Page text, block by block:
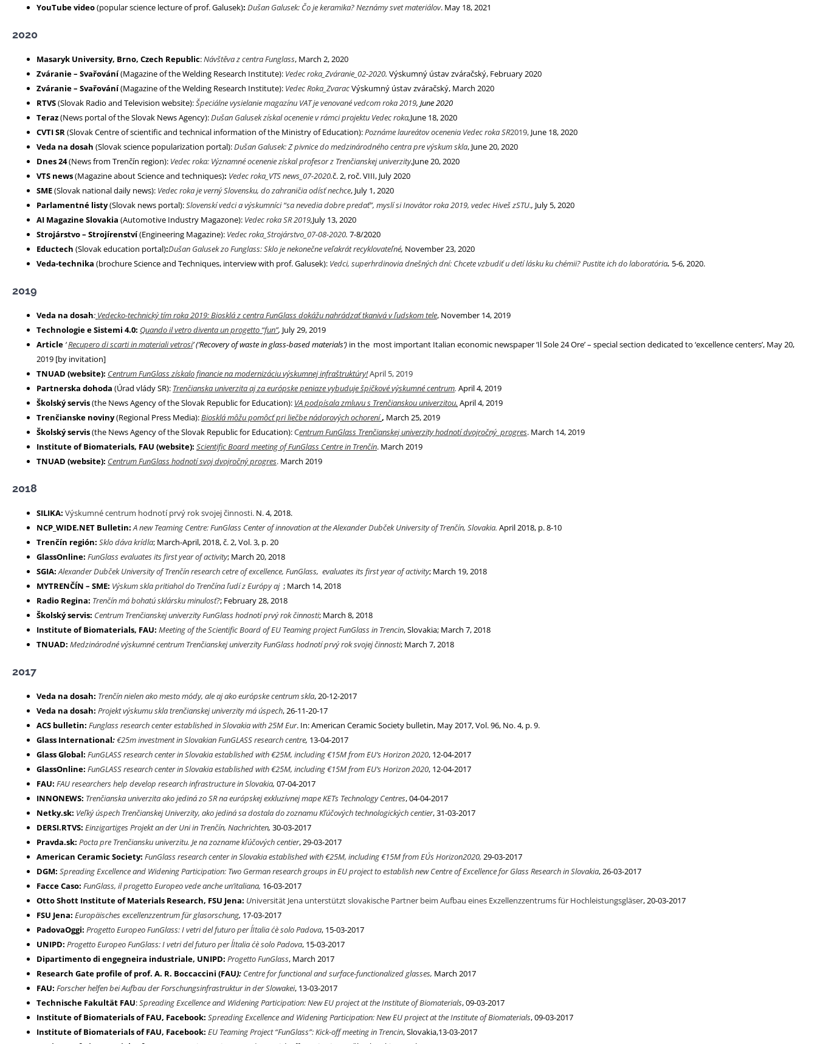
YouTube video(popular science lecture of prof. Galusek): Dušan Galusek: Čo je keramika? Neznámy svet materiálov. May 18, 2021
2020
Masaryk University, Brno, Czech Republic:Návštěva z centra Funglass, March 2, 2020
Zváranie – Svařování(Magazine of the Welding Research Institute): Vedec roka_Zváranie_02-2020. Výskumný ústav zváračský, February 2020
Zváranie – Svařování(Magazine of the Welding Research Institute): Vedec Roka_ZvaracVýskumný ústav zváračský, March 2020
RTVS(Slovak Radio and Television website):Špeciálne vysielanie magazínu VAT je venované vedcom roka 2019, June 2020
Teraz(News portal of the Slovak News Agency):Dušan Galusek získal ocenenie v rámci projektu Vedec roka,June 18, 2020
CVTI SR(Slovak Centre of scientific and technical information of the Ministry of Education):Poznáme laureátov ocenenia Vedec roka SR2019, June 18, 2020
Veda na dosah (Slovak science popularization portal):Dušan Galusek: Z pivnice do medzinárodného centra pre výskum skla, June 20, 2020
Dnes 24(News from Trenčín region): Vedec roka: Významné ocenenie získal profesor z Trenčianskej univerzity,June 20, 2020
VTS news(Magazine about Science and techniques): Vedec roka_VTS news_07-2020.č. 2, roč. VIII, July 2020
SME(Slovak national daily news): Vedec roka je verný Slovensku, do zahraničia odísť nechce, July 1, 2020
Parlamentné listy(Slovak news portal):Slovenskí vedci a výskumníci “sa nevedia dobre predať”, myslí si Inovátor roka 2019, vedec Hiveš zSTU., July 5, 2020
AI Magazine Slovakia (Automotive Industry Magazone): Vedec roka SR 2019,July 13, 2020
Strojárstvo – Strojírenství(Engineering Magazine): Vedec roka_Strojárstvo_07-08-2020. 7-8/2020
Eductech (Slovak education portal):Dušan Galusek zo Funglass: Sklo je nekonečne veľakrát recyklovateľné, November 23, 2020
Veda-technika (brochure Science and Techniques, interview with prof. Galusek): Vedci, superhrdinovia dnešných dní: Chcete vzbudiť u detí lásku ku chémii? Pustite ich do laboratória. 5-6, 2020.
2019
Veda na dosah: Vedecko-technický tím roka 2019: Biosklá z centra FunGlass dokážu nahrádzať tkanivá v ľudskom tele, November 14, 2019
Technologie e Sistemi 4.0: Quando il vetro diventa un progetto “fun”, July 29, 2019
Article ‘Recupero di scarti in materiali vetrosi’ (‘Recovery of waste in glass-based materials’) in the most important Italian economic newspaper ‘Il Sole 24 Ore’ – special section dedicated to ‘excellence centers’, May 20,
2019 [by invitation]
TNUAD (website): Centrum FunGlass získalo financie na modernizáciu výskumnej infraštruktúry!April 5, 2019
Partnerska dohoda (Úrad vlády SR): Trenčianska univerzita aj za európske peniaze vybuduje špičkové výskumné centrum. April 4, 2019
Školský servis(the News Agency of the Slovak Republic for Education): VA podpísala zmluvu s Trenčianskou univerzitou. April 4, 2019
Trenčianske noviny(Regional Press Media):Biosklá môžu pomôcť pri liečbe nádorových ochorení, March 25, 2019
Školský servis(the News Agency of the Slovak Republic for Education):Centrum FunGlass Trenčianskej univerzity hodnotí dvojročný progres. March 14, 2019
Institute of Biomaterials, FAU (website): Scientific Board meeting of FunGlass Centre in Trenčín. March 2019
TNUAD (website): Centrum FunGlass hodnotí svoj dvojročný progres. March 2019
2018
SILIKA: Výskumné centrum hodnotí prvý rok svojej činnosti. N. 4, 2018.
NCP_WIDE.NET Bulletin: A new Teaming Centre: FunGlass Center of innovation at the Alexander Dubček University of Trenčín, Slovakia. April 2018, p. 8-10
Trenčín región: Sklo dáva krídla; March-April, 2018, č. 2, Vol. 3, p. 20
GlassOnline: FunGlass evaluates its first year of activity; March 20, 2018
SGIA: Alexander Dubček University of Trenčín research cetre of excellence, FunGlass, evaluates its first year of activity; March 19, 2018
MYTRENČÍN – SME: Výskum skla pritiahol do Trenčína ľudí z Európy aj ; March 14, 2018
Radio Regina: Trenčín má bohatú sklársku minulosť?; February 28, 2018
Školský servis: Centrum Trenčianskej univerzity FunGlass hodnotí prvý rok činnosti; March 8, 2018
Institute of Biomaterials, FAU: Meeting of the Scientific Board of EU Teaming project FunGlass in Trencin, Slovakia; March 7, 2018
TNUAD: Medzinárodné výskumné centrum Trenčianskej univerzity FunGlass hodnotí prvý rok svojej činnosti; March 7, 2018
2017
Veda na dosah: Trenčín nielen ako mesto módy, ale aj ako európske centrum skla, 20-12-2017
Veda na dosah: Projekt výskumu skla trenčianskej univerzity má úspech, 26-11-20-17
ACS bulletin: Funglass research center established in Slovakia with 25M Eur. In: American Ceramic Society bulletin, May 2017, Vol. 96, No. 4, p. 9.
Glass International:€25m investment in Slovakian FunGLASS research centre, 13-04-2017
Glass Global: FunGLASS research center in Slovakia established with €25M, including €15M from EU’s Horizon 2020, 12-04-2017
GlassOnline: FunGLASS research center in Slovakia established with €25M, including €15M from EU’s Horizon 2020, 12-04-2017
FAU: FAU researchers help develop research infrastructure in Slovakia, 07-04-2017
INNONEWS: Trenčianska univerzita ako jediná zo SR na európskej exkluzívnej mape KETs Technology Centres, 04-04-2017
Netky.sk: Veľký úspech Trenčianskej Univerzity, ako jediná sa dostala do zoznamu Kľúčových technologických centier, 31-03-2017
DERSI.RTVS: Einzigartiges Projekt an der Uni in Trenčín, Nachrichten, 30-03-2017
Pravda.sk: Pocta pre Trenčiansku univerzitu. Je na zozname kľúčových centier, 29-03-2017
American Ceramic Society: FunGlass research center in Slovakia established with €25M, including €15M from EU´s Horizon2020, 29-03-2017
DGM: Spreading Excellence and Widening Participation: Two German research groups in EU project to establish new Centre of Excellence for Glass Research in Slovakia, 26-03-2017
Facce Caso: FunGlass, il progetto Europeo vede anche un’italiana, 16-03-2017
Otto Shott Institute of Materials Research, FSU Jena: Universität Jena unterstützt slovakische Partner beim Aufbau eines Exzellenzzentrums für Hochleistungsgläser, 20-03-2017
FSU Jena: Europäisches excellenzzentrum für glasorschung, 17-03-2017
PadovaOggi: Progetto Europeo FunGlass: I vetri del futuro per l´Italia c´è solo Padova, 15-03-2017
UNIPD: Progetto Europeo FunGlass: I vetri del futuro per l´Italia c´è solo Padova, 15-03-2017
Dipartimento di engegneira industriale, UNIPD: Progetto FunGlass, March 2017
Research Gate profile of prof. A. R. Boccaccini (FAU): Centre for functional and surface-functionalized glasses, March 2017
FAU: Forscher helfen bei Aufbau der Forschungsinfrastruktur in der Slowakei, 13-03-2017
Technische Fakultät FAU:Spreading Excellence and Widening Participation: New EU project at the Institute of Biomaterials, 09-03-2017
Institute of Biomaterials of FAU, Facebook: Spreading Excellence and Widening Participation: New EU project at the Institute of Biomaterials, 09-03-2017
Institute of Biomaterials of FAU, Facebook: EU Teaming Project “FunGlass”: Kick-off meeting in Trencin, Slovakia,13-03-2017